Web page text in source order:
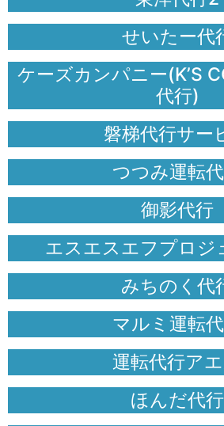
せいたー代
ケーズカンパニー(K’S
代行)
磐梯代行サー
つつみ運転
御影代行
エスエスエフプロジ
みちのく代
マルミ運転
運転代行ア
ほんだ代行